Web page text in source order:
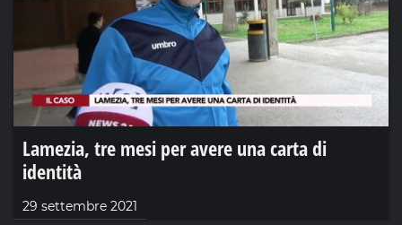
Lamezia, tre mesi per avere una carta di
identità
29 settembre 2021